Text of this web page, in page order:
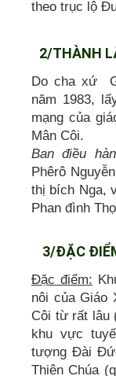
theo trục lộ
2/THÀNH
Do cha xứ
năm 1983,
mạng của
Mân Côi.
Ban điều
Phêrô
thị bích Nga,
Phan đình
3/ĐẶC
Đặc điểm:
nôi của Giáo
Côi từ rất lâu
khu vực
tượng Đài
Thiên Chúa